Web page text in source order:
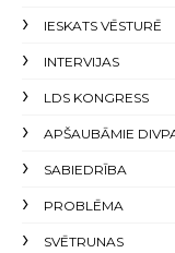
IESKATS VĒSTURĒ
INTERVIJAS
LDS KONGRESS
APŠAUBĀMIE
SABIEDRĪBA
PROBLĒMA
SVĒTRUNAS